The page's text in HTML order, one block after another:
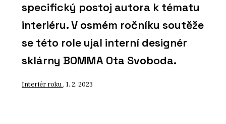
specifický postoj autora k tématu
interiéru. V osmém ročníku soutěže
se této role ujal interní designér
sklárny BOMMA Ota Svoboda.
Interiér roku, 1. 2. 2023